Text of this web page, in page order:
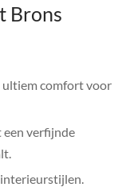
Brons
ultiem comfort voor
een verfijnde